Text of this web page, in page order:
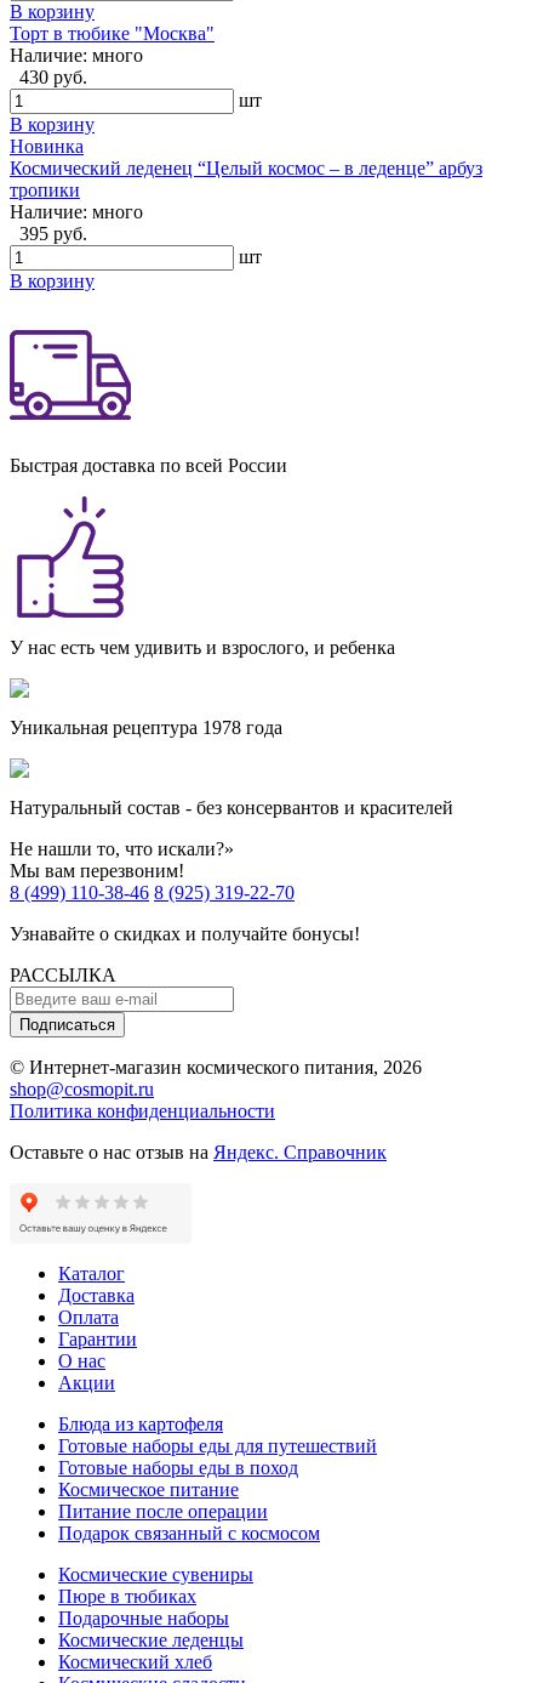
В корзину
Торт в тюбике "Москва"
Наличие: много
430 руб.
шт
В корзину
Новинка
Космический леденец “Целый космос – в леденце” арбуз
тропики
Наличие: много
395 руб.
шт
В корзину
Быстрая доставка по всей России
У нас есть чем удивить и взрослого, и ребенка
Уникальная рецептура 1978 года
Натуральный состав - без консервантов и красителей
Не нашли то, что искали?»
Мы вам перезвоним!
8 (499) 110-38-46 8 (925) 319-22-70
Узнавайте о скидках и получайте бонусы!
РАССЫЛКА
Подписаться
© Интернет-магазин космического питания, 2026
shop@cosmopit.ru
Политика конфиденциальности
Оставьте о нас отзыв на Яндекс. Справочник
Каталог
Доставка
Оплата
Гарантии
О нас
Акции
Блюда из картофеля
Готовые наборы еды для путешествий
Готовые наборы еды в поход
Космическое питание
Питание после операции
Подарок связанный с космосом
Космические сувениры
Пюре в тюбиках
Подарочные наборы
Космические леденцы
Космический хлеб